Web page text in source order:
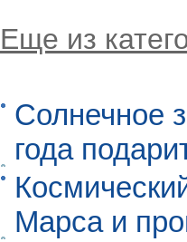
Еще из
Солнечное
года
Марса и